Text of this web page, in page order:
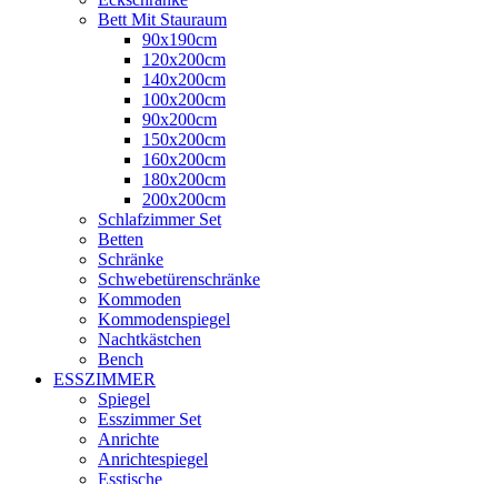
Bett Mit Stauraum
90x190cm
120x200cm
140x200cm
100x200cm
90x200cm
150x200cm
160x200cm
180x200cm
200x200cm
Schlafzimmer Set
Betten
Schränke
Schwebetürenschränke
Kommoden
Kommodenspiegel
Nachtkästchen
Bench
ESSZIMMER
Spiegel
Esszimmer Set
Anrichte
Anrichtespiegel
Esstische